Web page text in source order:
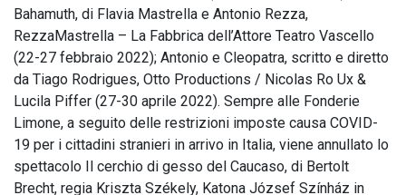
Bahamuth, di Flavia Mastrella e Antonio Rezza,
RezzaMastrella – La Fabbrica dell’Attore Teatro Vascello
(22-27 febbraio 2022); Antonio e Cleopatra, scritto e diretto
da Tiago Rodrigues, Otto Productions / Nicolas Ro Ux &
Lucila Piffer (27-30 aprile 2022). Sempre alle Fonderie
Limone, a seguito delle restrizioni imposte causa COVID-
19 per i cittadini stranieri in arrivo in Italia, viene annullato lo
spettacolo Il cerchio di gesso del Caucaso, di Bertolt
Brecht, regia Kriszta Székely, Katona József Színház in